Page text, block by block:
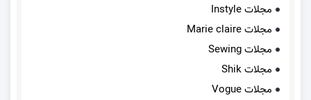
مجلات Instyle
مجلات Marie claire
مجلات Sewing
مجلات Shik
مجلات Vogue